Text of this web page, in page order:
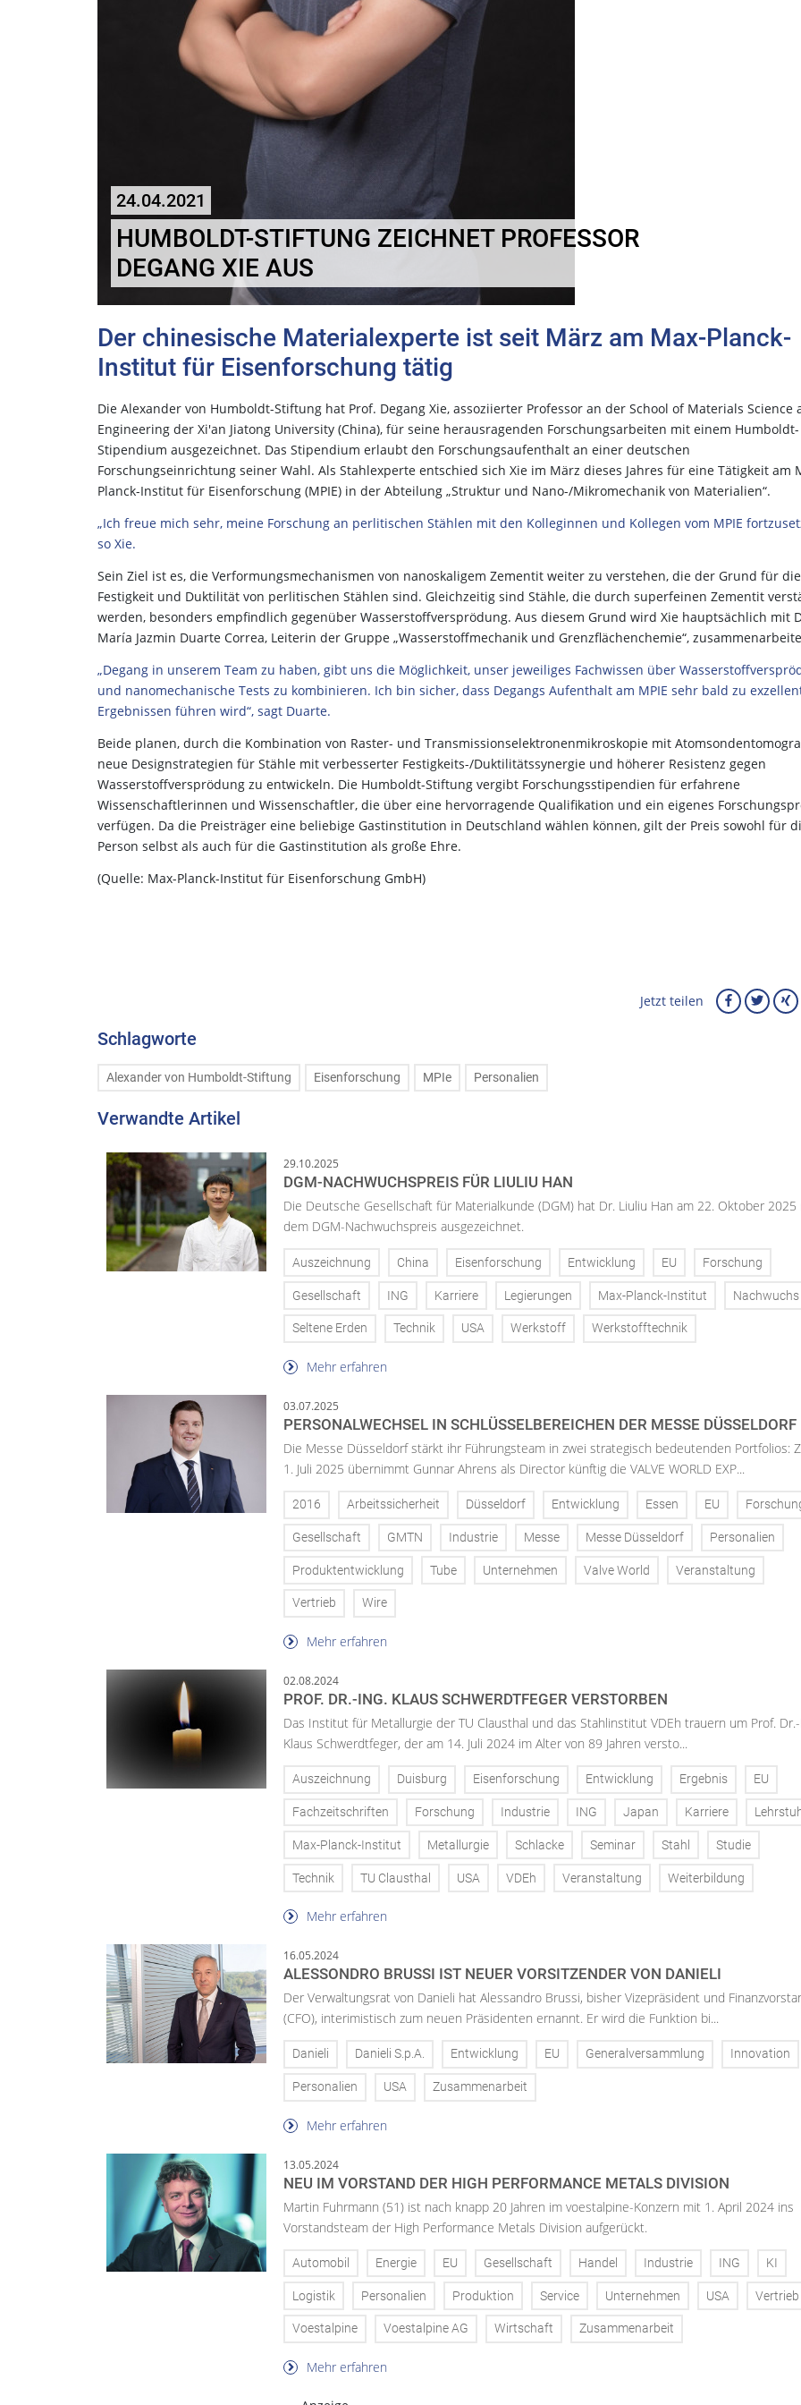
24.04.2021
HUMBOLDT-STIFTUNG ZEICHNET PROFESSOR
DEGANG XIE AUS
Der chinesische Materialexperte ist seit März am Max-Planck-
Institut für Eisenforschung tätig
Die Alexander von Humboldt-Stiftung hat Prof. Degang Xie, assoziierter Professor an der School of Materials Science
Engineering der Xi'an Jiatong University (China), für seine herausragenden Forschungsarbeiten mit einem Humboldt-
Stipendium ausgezeichnet. Das Stipendium erlaubt den Forschungsaufenthalt an einer deutschen
Forschungseinrichtung seiner Wahl. Als Stahlexperte entschied sich Xie im März dieses Jahres für eine Tätigkeit am
Planck-Institut für Eisenforschung (MPIE) in der Abteilung „Struktur und Nano-/Mikromechanik von Materialien“.
„Ich freue mich sehr, meine Forschung an perlitischen Stählen mit den Kolleginnen und Kollegen vom MPIE
so Xie.
Sein Ziel ist es, die Verformungsmechanismen von nanoskaligem Zementit weiter zu verstehen, die der Grund für die
Festigkeit und Duktilität von perlitischen Stählen sind. Gleichzeitig sind Stähle, die durch superfeinen Zementit
werden, besonders empfindlich gegenüber Wasserstoffversprödung. Aus diesem Grund wird Xie hauptsächlich mit
María Jazmin Duarte Correa, Leiterin der Gruppe „Wasserstoffmechanik und Grenzflächenchemie“,
„Degang in unserem Team zu haben, gibt uns die Möglichkeit, unser jeweiliges Fachwissen über
und nanomechanische Tests zu kombinieren. Ich bin sicher, dass Degangs Aufenthalt am MPIE sehr bald zu
Ergebnissen führen wird“, sagt Duarte.
Beide planen, durch die Kombination von Raster- und Transmissionselektronenmikroskopie mit
neue Designstrategien für Stähle mit verbesserter Festigkeits-/Duktilitätssynergie und höherer Resistenz gegen
Wasserstoffversprödung zu entwickeln. Die Humboldt-Stiftung vergibt Forschungsstipendien für erfahrene
Wissenschaftlerinnen und Wissenschaftler, die über eine hervorragende Qualifikation und ein eigenes
verfügen. Da die Preisträger eine beliebige Gastinstitution in Deutschland wählen können, gilt der Preis sowohl für
Person selbst als auch für die Gastinstitution als große Ehre.
(Quelle: Max-Planck-Institut für Eisenforschung GmbH)
Jetzt teilen
Schlagworte
Alexander von Humboldt-Stiftung Eisenforschung MPIe Personalien
Verwandte Artikel
29.10.2025
DGM-NACHWUCHSPREIS FÜR LIULIU HAN
Die Deutsche Gesellschaft für Materialkunde (DGM) hat Dr. Liuliu Han am 22. Oktober 2025
dem DGM-Nachwuchspreis ausgezeichnet.
Auszeichnung China Eisenforschung Entwicklung EU Forschung
Gesellschaft ING Karriere Legierungen Max-Planck-Institut Nachwuchs
Seltene Erden Technik USA Werkstoff Werkstofftechnik
Mehr erfahren
03.07.2025
PERSONALWECHSEL IN SCHLÜSSELBEREICHEN DER MESSE DÜSSELDORF
Die Messe Düsseldorf stärkt ihr Führungsteam in zwei strategisch bedeutenden Portfolios:
1. Juli 2025 übernimmt Gunnar Ahrens als Director künftig die VALVE WORLD EXP...
2016 Arbeitssicherheit Düsseldorf Entwicklung Essen EU
Gesellschaft GMTN Industrie Messe Messe Düsseldorf Personalien
Produktentwicklung Tube Unternehmen Valve World Veranstaltung
Vertrieb Wire
Mehr erfahren
02.08.2024
PROF. DR.-ING. KLAUS SCHWERDTFEGER VERSTORBEN
Das Institut für Metallurgie der TU Clausthal und das Stahlinstitut VDEh trauern um Prof.
Klaus Schwerdtfeger, der am 14. Juli 2024 im Alter von 89 Jahren versto...
Auszeichnung Duisburg Eisenforschung Entwicklung Ergebnis EU
Fachzeitschriften Forschung Industrie ING Japan Karriere
Max-Planck-Institut Metallurgie Schlacke Seminar Stahl Studie
Technik TU Clausthal USA VDEh Veranstaltung Weiterbildung
Mehr erfahren
16.05.2024
ALESSONDRO BRUSSI IST NEUER VORSITZENDER VON DANIELI
Der Verwaltungsrat von Danieli hat Alessandro Brussi, bisher Vizepräsident und
(CFO), interimistisch zum neuen Präsidenten ernannt. Er wird die Funktion bi...
Danieli Danieli S.p.A. Entwicklung EU Generalversammlung Innovation
Personalien USA Zusammenarbeit
Mehr erfahren
13.05.2024
NEU IM VORSTAND DER HIGH PERFORMANCE METALS DIVISION
Martin Fuhrmann (51) ist nach knapp 20 Jahren im voestalpine-Konzern mit 1. April 2024 ins
Vorstandsteam der High Performance Metals Division aufgerückt.
Automobil Energie EU Gesellschaft Handel Industrie ING KI
Logistik Personalien Produktion Service Unternehmen USA Vertrieb
Voestalpine Voestalpine AG Wirtschaft Zusammenarbeit
Mehr erfahren